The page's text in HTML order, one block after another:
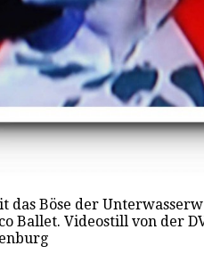
Böse der
Ballet. Videostill von der